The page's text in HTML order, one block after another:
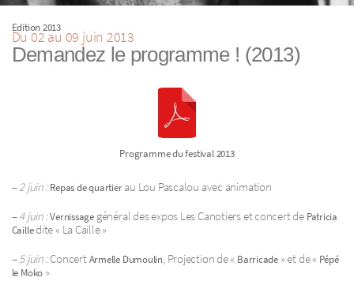
Edition 2013
Du 02 au 09 juin 2013
Demandez le programme ! (2013)
Programme du festival 2013
–2 juin: Repas de quartierau Lou Pascalou avec animation
–4 juin:Vernissage général des expos Les Canotiers et concert de Patricia
Cailledite « La Caille »
–5 juin: ConcertArmelle Dumoulin, Projection de « Barricade » et de « Pépé
le Moko »